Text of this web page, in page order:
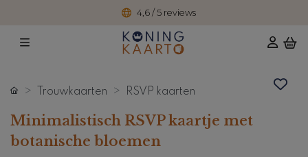
4,6 / 5 reviews
Trouwkaarten RSVP kaarten
Minimalistisch RSVP kaartje met
botanische bloemen